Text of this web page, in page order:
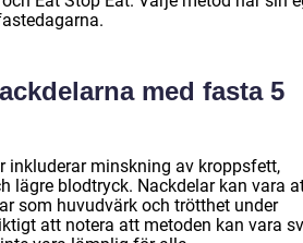
med fasta 5
inkluderar minskning av kroppsfett,
lägre blodtryck. Nackdelar kan vara
som huvudvärk och trötthet under
att notera att metoden kan vara